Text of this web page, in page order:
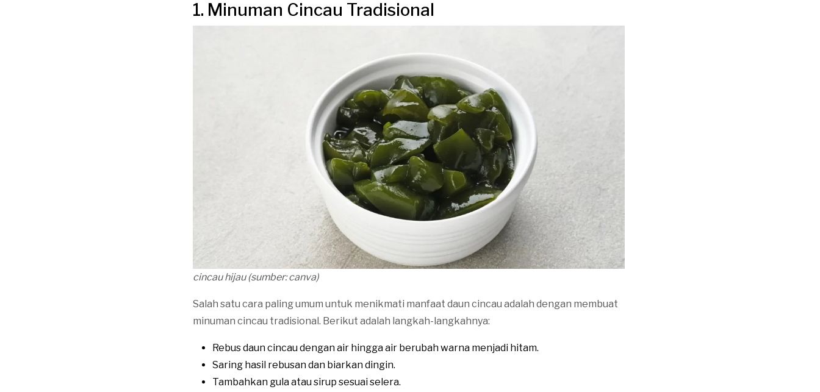
1. Minuman Cincau Tradisional
cincau hijau (sumber: canva)
Salah satu cara paling umum untuk menikmati manfaat daun cincau adalah dengan membuat
minuman cincau tradisional. Berikut adalah langkah-langkahnya:
Rebus daun cincau dengan air hingga air berubah warna menjadi hitam.
Saring hasil rebusan dan biarkan dingin.
Tambahkan gula atau sirup sesuai selera.